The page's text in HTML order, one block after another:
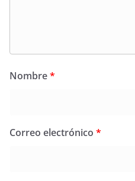
Nombre*
Correo electrónico *